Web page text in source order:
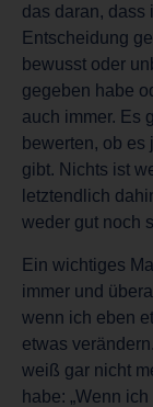
das daran, dass
Entscheidung
bewusst oder
gegeben habe
auch immer. Es
bewerten, ob
gibt. Nichts ist
letztendlich
weder gut noch
Ein wichtiges
immer und
wenn ich eben
etwas
weiß gar nicht
habe: „Wenn